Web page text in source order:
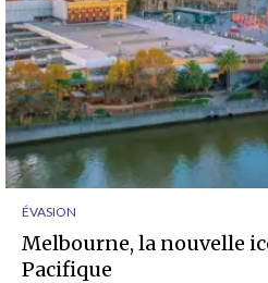
ÉVASION
Melbourne, la nouvelle
Pacifique